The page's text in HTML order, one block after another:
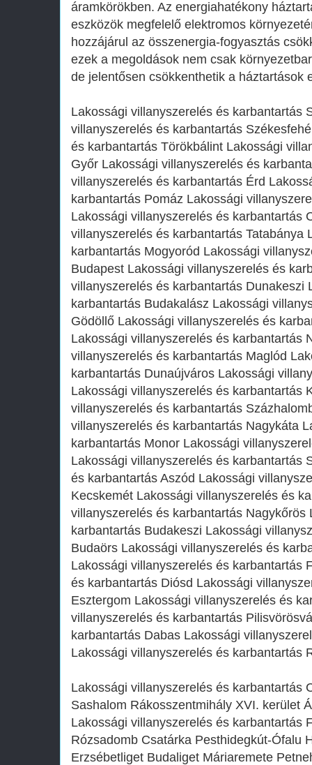
áramkörökben. Az energiahatékony
eszközök megfelelő elektromos
hozzájárul az összenergia-fogyasztás
ezek a megoldások nem csak
de jelentősen csökkenthetik a háztartások
Lakossági villanyszerelés és karbantartás
villanyszerelés és karbantartás
és karbantartás Törökbálint Lakossági
Győr Lakossági villanyszerelés és
villanyszerelés és karbantartás Érd
karbantartás Pomáz Lakossági
Lakossági villanyszerelés és karbantartás
villanyszerelés és karbantartás Tatabánya
karbantartás Mogyoród Lakossági
Budapest Lakossági villanyszerelés és
villanyszerelés és karbantartás Dunakeszi
karbantartás Budakalász Lakossági
Gödöllő Lakossági villanyszerelés és
Lakossági villanyszerelés és karbantartás
villanyszerelés és karbantartás Maglód
karbantartás Dunaújváros Lakossági
Lakossági villanyszerelés és karbantartás
villanyszerelés és karbantartás
villanyszerelés és karbantartás Nagykáta
karbantartás Monor Lakossági
Lakossági villanyszerelés és karbantartás
és karbantartás Aszód Lakossági
Kecskemét Lakossági villanyszerelés és
villanyszerelés és karbantartás Nagykőrös
karbantartás Budakeszi Lakossági
Budaörs Lakossági villanyszerelés és
Lakossági villanyszerelés és karbantartás
és karbantartás Diósd Lakossági
Esztergom Lakossági villanyszerelés és
villanyszerelés és karbantartás
karbantartás Dabas Lakossági
Lakossági villanyszerelés és karbantartás
Lakossági villanyszerelés és karbantartás
Sashalom Rákosszentmihály XVI. kerület
Lakossági villanyszerelés és karbantartás
Rózsadomb Csatárka Pesthidegkút-Ófalu
Erzsébetliget Budaliget Máriaremete